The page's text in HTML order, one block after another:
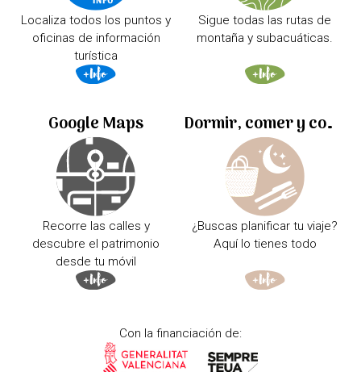
Localiza todos los puntos y
oficinas de información
turística
Sigue todas las rutas de
montaña y subacuáticas.
Google Maps
Recorre las calles y
descubre el patrimonio
desde tu móvil
Dormir, comer y comprar
¿Buscas planificar tu viaje?
Aquí lo tienes todo
Con la financiación de: